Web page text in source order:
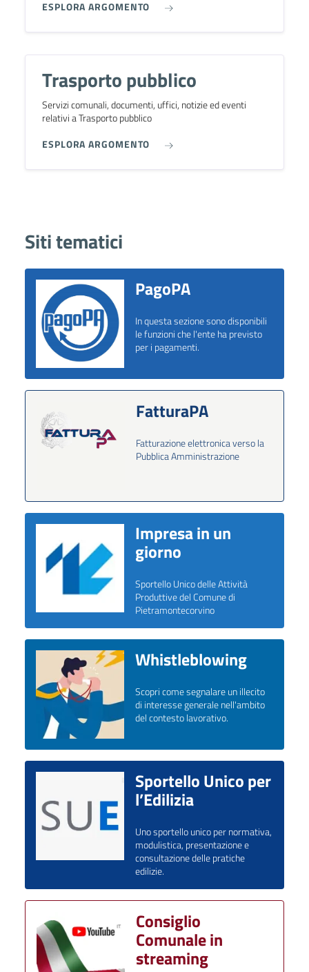
ESPLORA ARGOMENTO
Trasporto pubblico
Servizi comunali, documenti, uffici, notizie ed eventi
relativi a Trasporto pubblico
ESPLORA ARGOMENTO
Siti tematici
PagoPA
In questa sezione sono disponibili
le funzioni che l'ente ha previsto
per i pagamenti.
FatturaPA
Fatturazione elettronica verso la
Pubblica Amministrazione
Impresa in un
giorno
Sportello Unico delle Attività
Produttive del Comune di
Pietramontecorvino
Whistleblowing
Scopri come segnalare un illecito
di interesse generale nell'ambito
del contesto lavorativo.
Sportello Unico per
l’Edilizia
Uno sportello unico per normativa,
modulistica, presentazione e
consultazione delle pratiche
edilizie.
Consiglio
Comunale in
streaming